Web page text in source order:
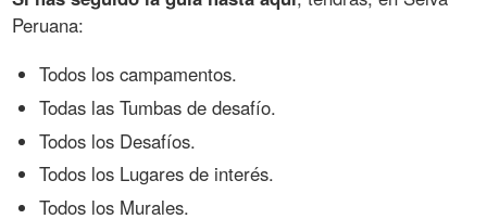
Peruana:
Todos los campamentos.
Todas las Tumbas de desafío.
Todos los Desafíos.
Todos los Lugares de interés.
Todos los Murales.